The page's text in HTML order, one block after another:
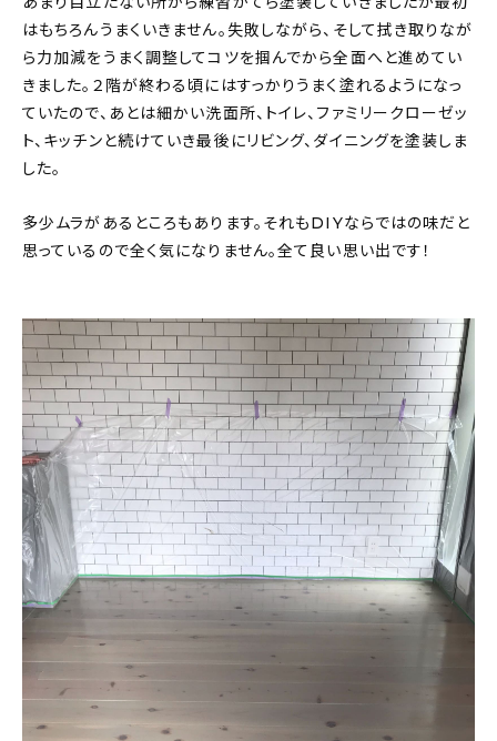
はもちろんうまくいきません。失敗しながら、そして拭き取りなが
ら力加減をうまく調整してコツを掴んでから全面へと進めてい
きました。２階が終わる頃にはすっかりうまく塗れるようになっ
ていたので、あとは細かい洗面所、トイレ、ファミリークローゼッ
ト、キッチンと続けていき最後にリビング、ダイニングを塗装しま
した。
多少ムラがあるところもあります。それもDIYならではの味だと
思っているので全く気になりません。全て良い思い出です！